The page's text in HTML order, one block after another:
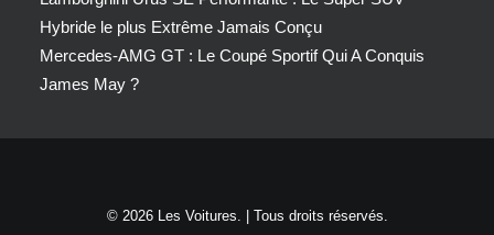
Hybride le plus Extrême Jamais Conçu
Mercedes-AMG GT : Le Coupé Sportif Qui A Conquis
James May ?
© 2026 Les Voitures. | Tous droits réservés.